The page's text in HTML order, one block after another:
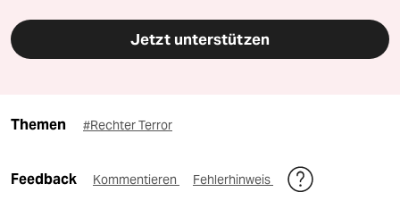
Jetzt unterstützen
Themen #Rechter Terror
Feedback Kommentieren Fehlerhinweis